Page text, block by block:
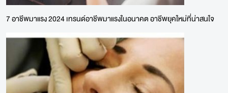
7 อาชีพมาแรง 2024 เทรนด์อาชีพมาแรงในอนาคต อาชีพยุคใหม่ที่น่าสนใจ